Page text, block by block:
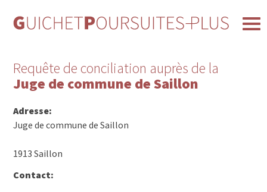
Requête de conciliation auprès de la
Juge de commune de Saillon
Adresse:
Juge de commune de Saillon
1913 Saillon
Contact: